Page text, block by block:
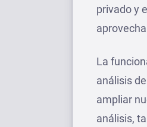
privado y
La
análisis
ampliar
análisis,